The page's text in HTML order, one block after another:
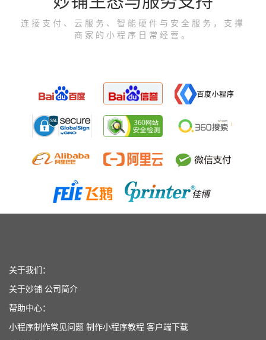
连接支付、云服务、智能硬件与安全服务，支撑
商家的小程序日常经营。
关于我们：
关于妙铺 公司简介
帮助中心：
小程序制作常见问题 制作小程序教程 客户端下载